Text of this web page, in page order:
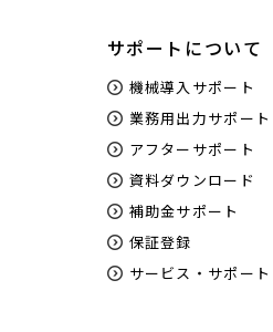
サポートについて
機械導入サポート
業務用出力サポート
アフターサポート
資料ダウンロード
補助金サポート
保証登録
サービス・サポート